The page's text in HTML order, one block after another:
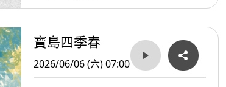
寶島四季春
2026/06/06 (六) 07:00